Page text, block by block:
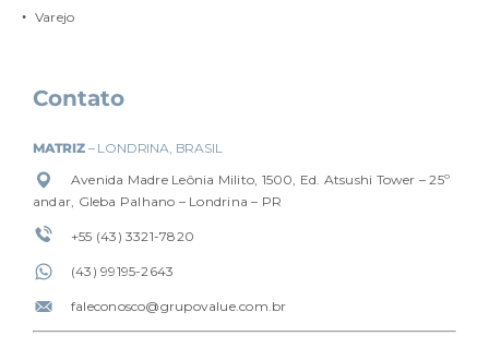
Varejo
Contato
MATRIZ– LONDRINA, BRASIL
Avenida Madre Leônia Milito, 1500, Ed. Atsushi Tower – 25º
andar, Gleba Palhano – Londrina – PR
+55 (43) 3321-7820
(43) 99195-2643
faleconosco@grupovalue.com.br